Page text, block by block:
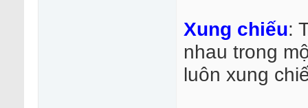
Xung chiếu:
nhau trong
luôn xung